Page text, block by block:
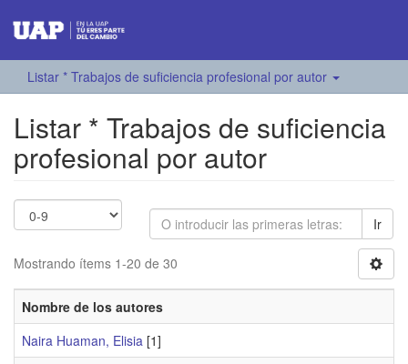
Listar * Trabajos de suficiencia profesional por autor
Listar * Trabajos de suficiencia
profesional por autor
Ir
Mostrando ítems 1-20 de 30
Nombre de los autores
Naira Huaman, Elisia [1]